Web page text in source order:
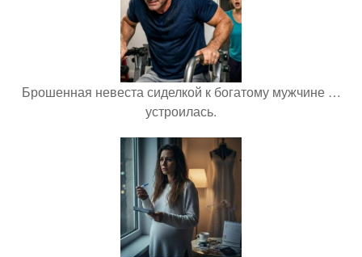
Брошенная невеста сиделкой к богатому мужчине …
устроилась.